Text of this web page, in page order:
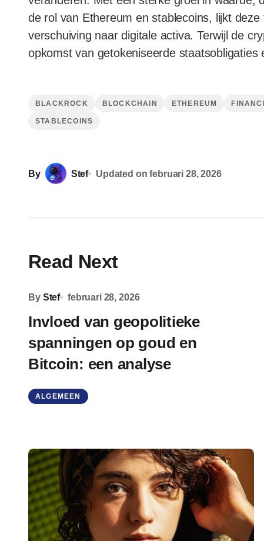
de rol van Ethereum en stablecoins, lijkt
verschuiving naar digitale activa. Terwijl de
opkomst van getokeniseerde
BLACKROCK BLOCKCHAIN ETHEREUM
STABLECOINS
By Stef Updated on februari 28, 2026
Read Next
By Stef februari 28, 2026
Invloed van geopolitieke
spanningen op goud en
Bitcoin: een analyse
ALGEMEEN